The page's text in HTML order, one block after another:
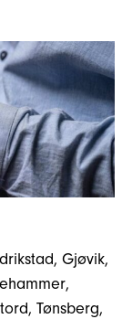
, Gjøvik,
,
, Tønsberg,